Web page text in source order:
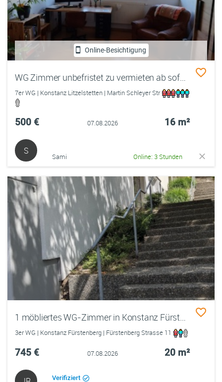
Online-Besichtigung
WG Zimmer unbefristet zu vermieten ab sofort
7er WG | Konstanz Litzelstetten | Martin Schleyer Str
500 € 07.08.2026 16 m²
S
Sami Online: 3 Stunden
1 möbliertes WG-Zimmer in Konstanz Fürstenberg
3er WG | Konstanz Fürstenberg | Fürstenberg Strasse 11
745 € 07.08.2026 20 m²
Verifiziert